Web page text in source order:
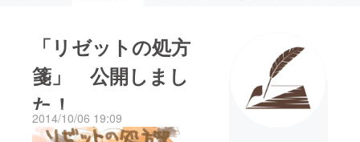
「リゼットの処方
箋」 公開しまし
た！
2014/10/06 19:09